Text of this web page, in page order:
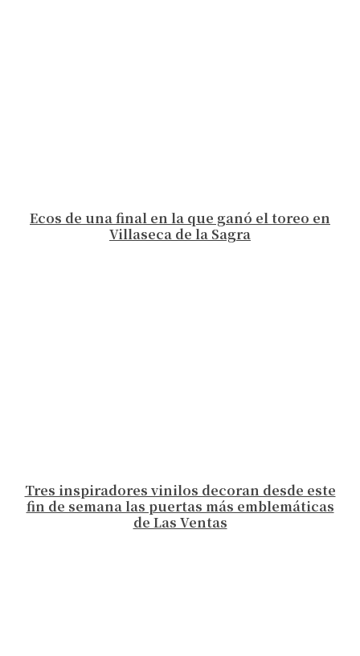
Ecos de una final en la que ganó el toreo en
Villaseca de la Sagra
Tres inspiradores vinilos decoran desde este
fin de semana las puertas más emblemáticas
de Las Ventas